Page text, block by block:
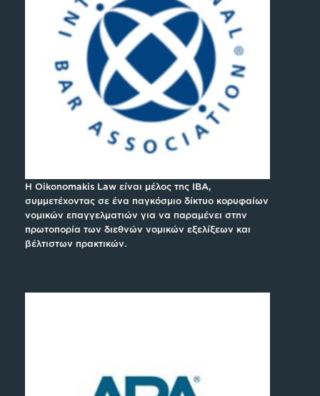
H Oikonomakis Law είναι μέλος της IBA,
συμμετέχοντας σε ένα παγκόσμιο δίκτυο κορυφαίων
νομικών επαγγελματιών για να παραμένει στην
πρωτοπορία των διεθνών νομικών εξελίξεων και
βέλτιστων πρακτικών.